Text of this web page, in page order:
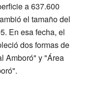
a 637.600
el tamaño del
En esa fecha, el
dos formas de
Amboró" y "Área